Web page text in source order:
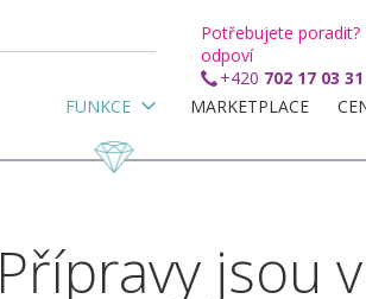
Potřebujete poradit?
odpoví
+420 702 17 03 31
FUNKCE
MARKETPLACE
Přípravy jsou